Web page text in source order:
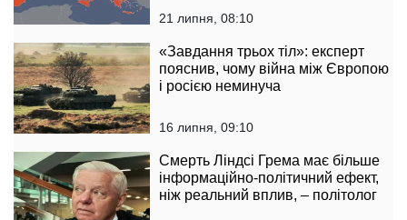
21 липня, 08:10
«Завдання трьох тіл»: експерт
пояснив, чому війна між Європою
і росією неминуча
16 липня, 09:10
Смерть Ліндсі Грема має більше
інформаційно-політичний ефект,
ніж реальний вплив, – політолог